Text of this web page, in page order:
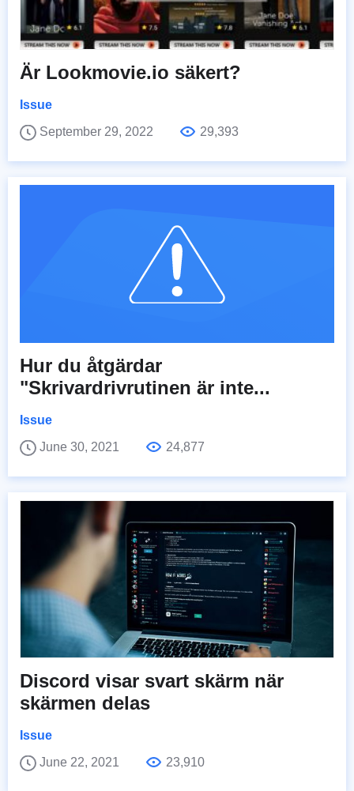
Är Lookmovie.io säkert?
Issue
September 29, 2022
29,393
Hur du åtgärdar
"Skrivardrivrutinen är inte...
Issue
June 30, 2021
24,877
Discord visar svart skärm när
skärmen delas
Issue
June 22, 2021
23,910